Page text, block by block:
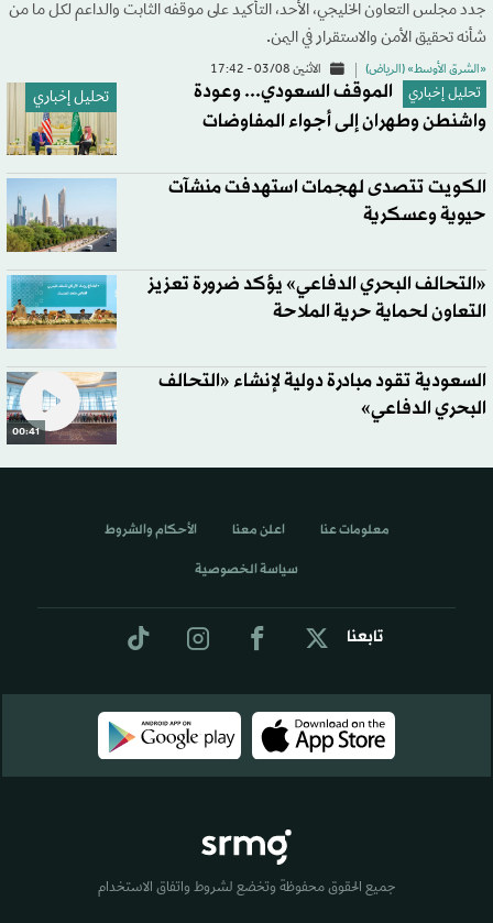
جدد مجلس التعاون الخليجي، الأحد، التأكيد على موقفه الثابت والداعم لكل ما من
شأنه تحقيق الأمن والاستقرار في اليمن.
«الشرق الأوسط» (الرياض) الاثنين 03/08 - 17:42
تحليل إخباري تحليل إخباري
الموقف السعودي... وعودة
واشنطن وطهران إلى أجواء المفاوضات
الكويت تتصدى لهجمات استهدفت منشآت
حيوية وعسكرية
«التحالف البحري الدفاعي» يؤكد ضرورة تعزيز
التعاون لحماية حرية الملاحة
00:41
السعودية تقود مبادرة دولية لإنشاء «التحالف
البحري الدفاعي»
تابعنا
معلومات عنا اعلن معنا الأحكام والشروط
سياسة الخصوصية
جميع الحقوق محفوظة وتخضع لشروط واتفاق الاستخدام